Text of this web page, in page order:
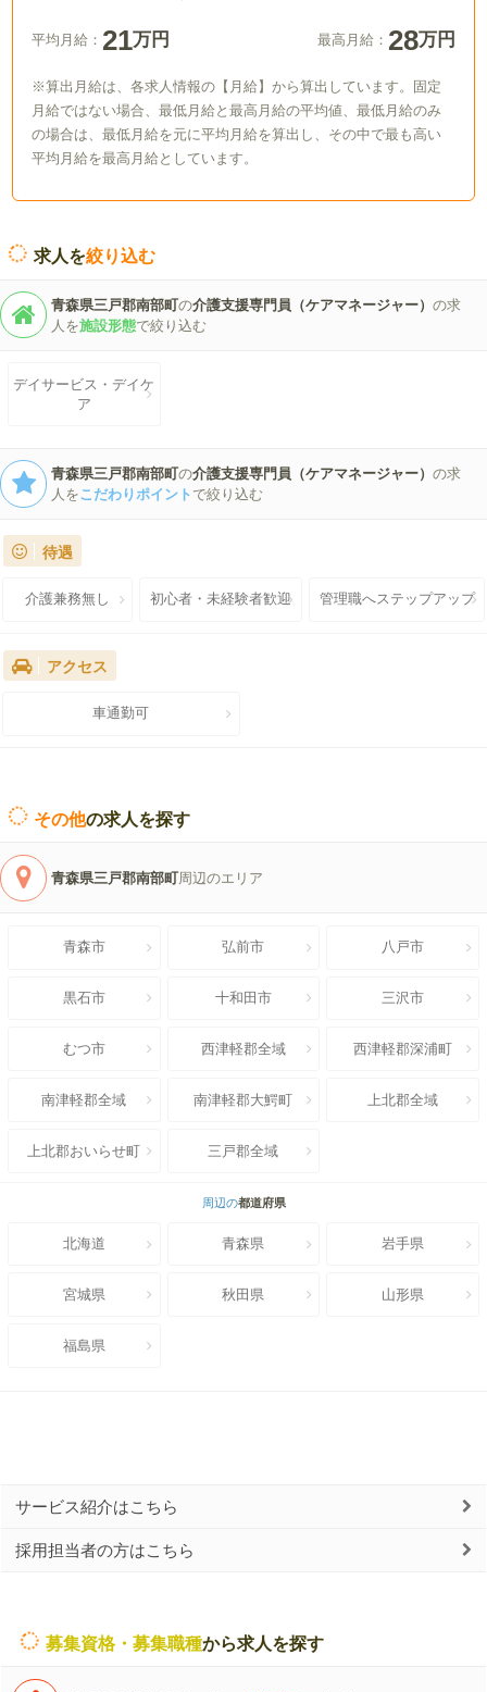
平均月給： 21万円 最高月給： 28万円
※算出月給は、各求人情報の【月給】から算出しています。固定
月給ではない場合、最低月給と最高月給の平均値、最低月給のみ
の場合は、最低月給を元に平均月給を算出し、その中で最も高い
平均月給を最高月給としています。
求人を絞り込む
青森県三戸郡南部町の介護支援専門員（ケアマネージャー）の求
人を施設形態で絞り込む
デイサービス・デイケ
ア
青森県三戸郡南部町の介護支援専門員（ケアマネージャー）の求
人をこだわりポイント で絞り込む
待遇
介護兼務無し 初心者・未経験者歓迎 管理職へステップアップ
アクセス
車通勤可
その他の求人を探す
青森県三戸郡南部町周辺のエリア
青森市 弘前市 八戸市
黒石市 十和田市 三沢市
むつ市 西津軽郡全域 西津軽郡深浦町
南津軽郡全域 南津軽郡大鰐町 上北郡全域
上北郡おいらせ町 三戸郡全域
周辺の都道府県
北海道 青森県 岩手県
宮城県 秋田県 山形県
福島県
サービス紹介はこちら
採用担当者の方はこちら
募集資格・募集職種から求人を探す